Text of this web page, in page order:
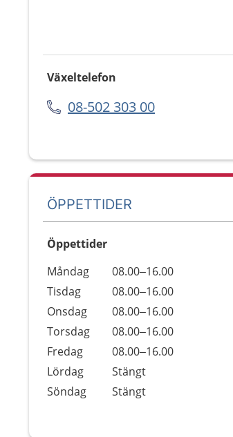
Växeltelefon
08-502 303 00
ÖPPETTIDER
Öppettider
Dag
Öppettider
Kommentarer
Måndag
08.00–16.00
Tisdag
08.00–16.00
Onsdag
08.00–16.00
Torsdag
08.00–16.00
Fredag
08.00–16.00
Lördag
Stängt
Söndag
Stängt